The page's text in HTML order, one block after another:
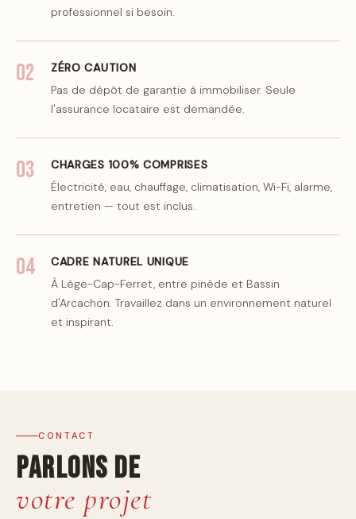
professionnel si besoin.
02
ZÉRO CAUTION
Pas de dépôt de garantie à immobiliser. Seule
l'assurance locataire est demandée.
03
CHARGES 100% COMPRISES
Électricité, eau, chauffage, climatisation, Wi-Fi, alarme,
entretien — tout est inclus.
04
CADRE NATUREL UNIQUE
À Lège-Cap-Ferret, entre pinède et Bassin
d'Arcachon. Travaillez dans un environnement naturel
et inspirant.
CONTACT
Parlons de
votre projet